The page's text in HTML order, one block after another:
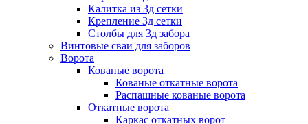
Калитка из 3д сетки
Крепление 3д сетки
Столбы для 3д забора
Винтовые сваи для заборов
Ворота
Кованые ворота
Кованые откатные ворота
Распашные кованые ворота
Откатные ворота
Каркас откатных ворот